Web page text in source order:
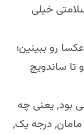
خیلی
رو ببینین؛
ساندویچ
بود, یعنی چه
درجه یک,